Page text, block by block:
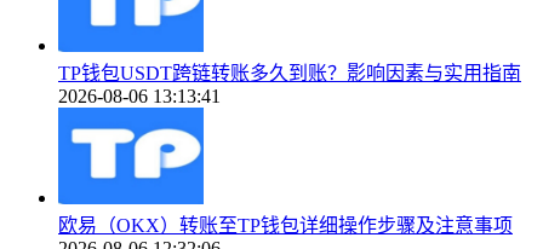
TP钱包USDT跨链转账多久到账？影响因素与实用指南
2026-08-06 13:13:41
欧易（OKX）转账至TP钱包详细操作步骤及注意事项